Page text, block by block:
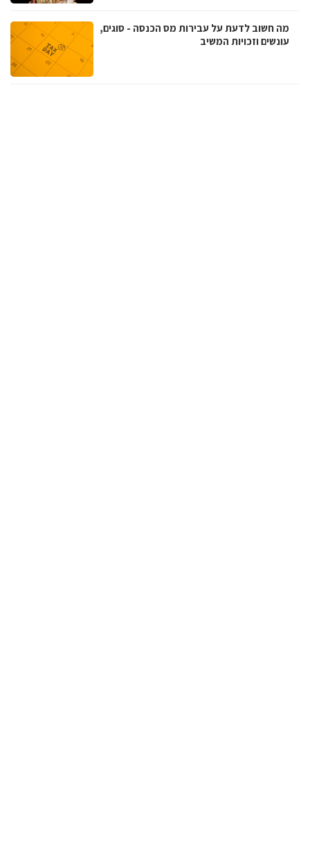
מה חשוב לדעת על עבירות מס הכנסה - סוגים,
עונשים וזכויות המשיב